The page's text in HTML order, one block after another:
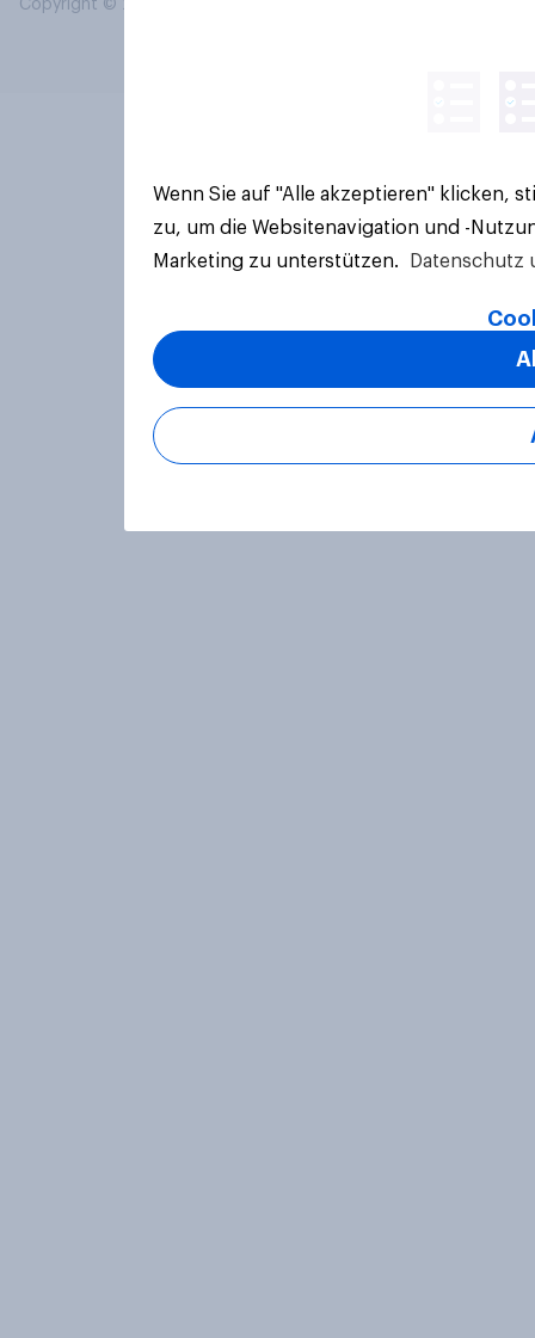
Copyright © 2026 YouGov PLC. Alle Rechte vorbehalten.
Wenn Sie auf "Alle akzeptieren" klicken,
zu, um die Websitenavigation und -
Marketing zu unterstützen.
Datenschutz